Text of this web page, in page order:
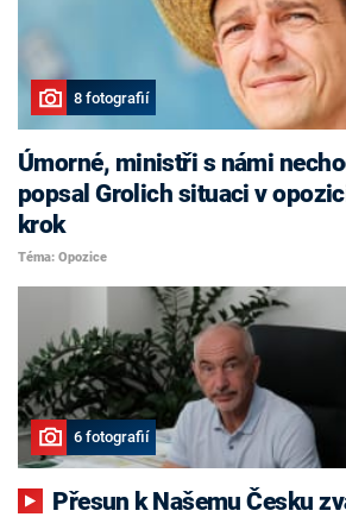
8 fotografií
Úmorné, ministři s námi
popsal Grolich situaci v
krok
Téma: Opozice
6 fotografií